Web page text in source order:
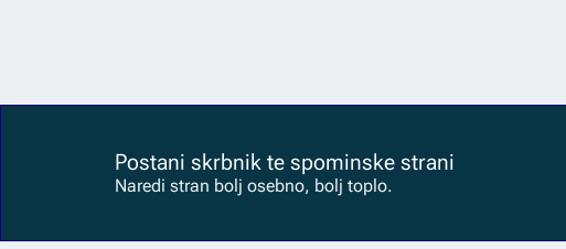
Postani skrbnik te spominske strani
Naredi stran bolj osebno, bolj toplo.